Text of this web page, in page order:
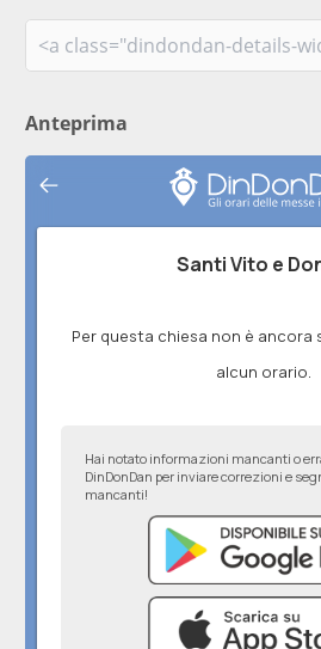
Anteprima